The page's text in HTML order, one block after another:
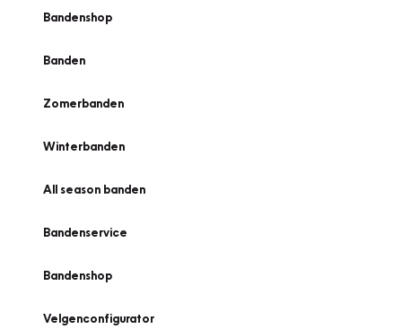
Bandenshop
Banden
Zomerbanden
Winterbanden
All season banden
Bandenservice
Bandenshop
Velgenconfigurator